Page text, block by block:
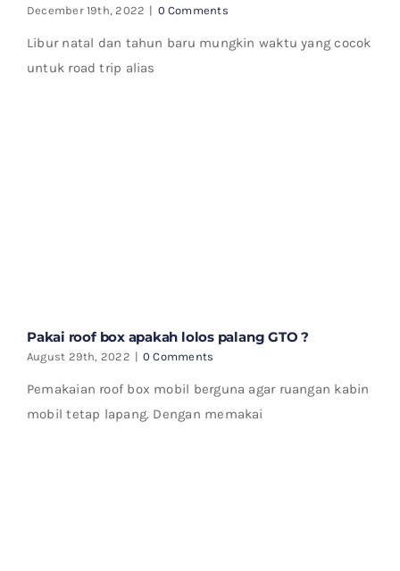
December 19th, 2022 | 0 Comments
Libur natal dan tahun baru mungkin waktu yang cocok
untuk road trip alias
Pakai roof box apakah lolos palang GTO ?
August 29th, 2022 | 0 Comments
Pemakaian roof box mobil berguna agar ruangan kabin
mobil tetap lapang. Dengan memakai